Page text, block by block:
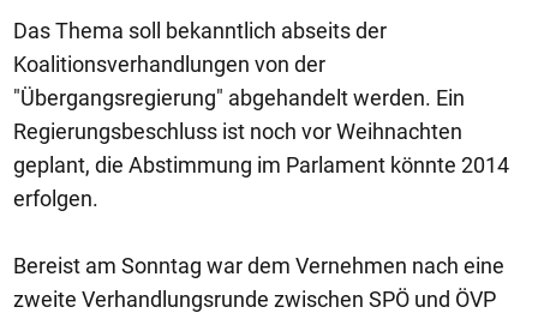
Das Thema soll bekanntlich abseits der
Koalitionsverhandlungen von der
"Übergangsregierung" abgehandelt werden. Ein
Regierungsbeschluss ist noch vor Weihnachten
geplant, die Abstimmung im Parlament könnte 2014
erfolgen.
Bereist am Sonntag war dem Vernehmen nach eine
zweite Verhandlungsrunde zwischen SPÖ und ÖVP